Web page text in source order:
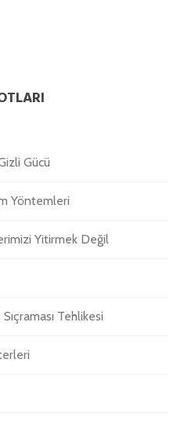
Gücü
Yöntemleri
Yitirmek Değil
Tehlikesi